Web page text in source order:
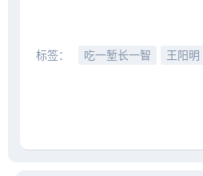
标签： 吃一堑长一智 王阳明